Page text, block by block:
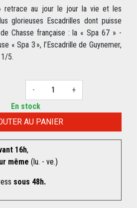
retrace au jour le jour la vie et les
glorieuses Escadrilles dont puisse
de Chasse française : la « Spa 67 » -
« Spa 3 », l’Escadrille de Guynemer,
5.
- +
AU PANIER
En stock
16h,
même (lu. - ve.)
sous 48h.